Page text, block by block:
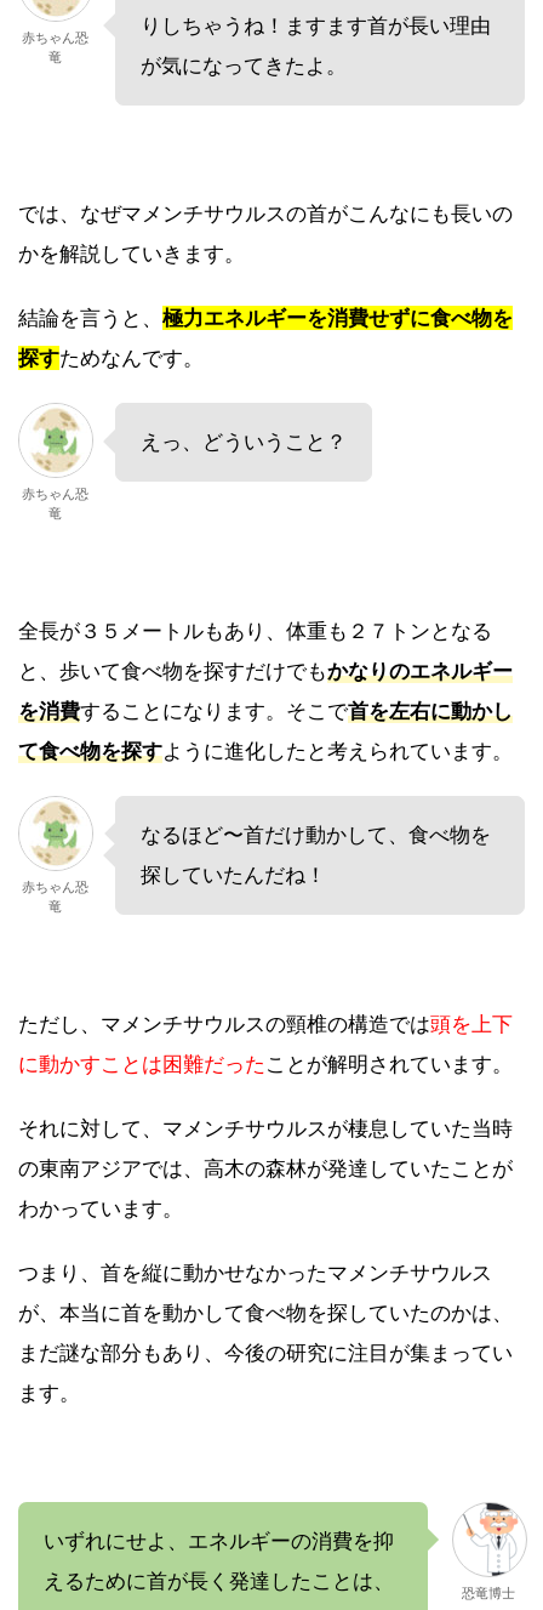
赤ちゃん恐
竜
りしちゃうね！ますます首が長い理由
が気になってきたよ。
では、なぜマメンチサウルスの首がこんなにも長いの
かを解説していきます。
結論を言うと、 極力エネルギーを消費せずに食べ物を
探すためなんです。
赤ちゃん恐
竜
えっ、どういうこと？
全長が３５メートルもあり、体重も２７トンとなる
と、歩いて食べ物を探すだけでもかなりのエネルギー
を消費することになります。そこで首を左右に動かし
て食べ物を探すように進化したと考えられています。
赤ちゃん恐
竜
なるほど〜首だけ動かして、食べ物を
探していたんだね！
ただし、マメンチサウルスの頸椎の構造では頭を上下
に動かすことは困難だった ことが解明されています。
それに対して、マメンチサウルスが棲息していた当時
の東南アジアでは、高木の森林が発達していたことが
わかっています。
つまり、首を縦に動かせなかったマメンチサウルス
が、本当に首を動かして食べ物を探していたのかは、
まだ謎な部分もあり、今後の研究に注目が集まってい
ます。
いずれにせよ、エネルギーの消費を抑
えるために首が長く発達したことは、
恐竜博士